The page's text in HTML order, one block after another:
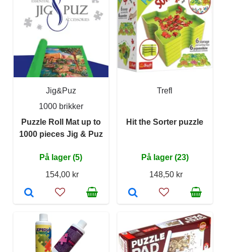
Jig&Puz
1000 brikker
Puzzle Roll Mat up to
1000 pieces Jig & Puz
På lager (5)
154,00 kr
Trefl
Hit the Sorter puzzle
På lager (23)
148,50 kr